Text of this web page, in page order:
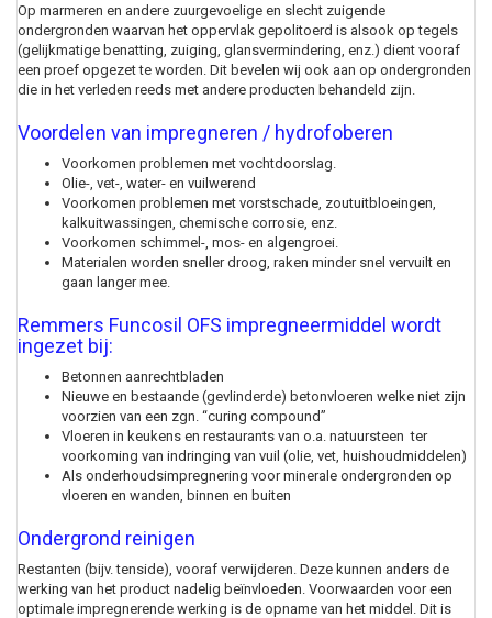
Op marmeren en andere zuurgevoelige en slecht zuigende
ondergronden waarvan het oppervlak gepolitoerd is alsook op tegels
(gelijkmatige benatting, zuiging, glansvermindering, enz.) dient vooraf
een proef opgezet te worden. Dit bevelen wij ook aan op ondergronden
die in het verleden reeds met andere producten behandeld zijn.
Voordelen van impregneren / hydrofoberen
Voorkomen problemen met vochtdoorslag.
Olie-, vet-, water- en vuilwerend
Voorkomen problemen met vorstschade, zoutuitbloeingen,
kalkuitwassingen, chemische corrosie, enz.
Voorkomen schimmel-, mos- en algengroei.
Materialen worden sneller droog, raken minder snel vervuilt en
gaan langer mee.
Remmers Funcosil OFS impregneermiddel wordt
ingezet bij:
Betonnen aanrechtbladen
Nieuwe en bestaande (gevlinderde) betonvloeren welke niet zijn
voorzien van een zgn. “curing compound”
Vloeren in keukens en restaurants van o.a. natuursteen ter
voorkoming van indringing van vuil (olie, vet, huishoudmiddelen)
Als onderhoudsimpregnering voor minerale ondergronden op
vloeren en wanden, binnen en buiten
Ondergrond reinigen
Restanten (bijv. tenside), vooraf verwijderen. Deze kunnen anders de
werking van het product nadelig beïnvloeden. Voorwaarden voor een
optimale impregnerende werking is de opname van het middel. Dit is